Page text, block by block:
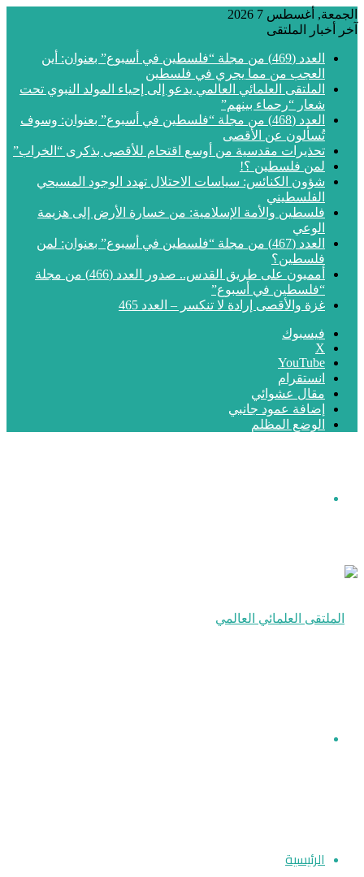
الجمعة, أغسطس 7 2026
آخر أخبار الملتقى
العدد (469) من مجلة “فلسطين في أسبوع” بعنوان: أين
العجب من مما يجري في فلسطين
الملتقى العلمائي العالمي يدعو إلى إحياء المولد النبوي تحت
شعار “رحماء بينهم”
العدد (468) من مجلة “فلسطين في أسبوع” بعنوان: وسوف
تُسألون عن الأقصى
تحذيرات مقدسية من أوسع اقتحام للأقصى بذكرى “الخراب”
لمن فلسطين ؟!
شؤون الكنائس: سياسات الاحتلال تهدد الوجود المسيحي
الفلسطيني
فلسطين والأمة الإسلامية: من خسارة الأرض إلى هزيمة
الوعي
العدد (467) من مجلة “فلسطين في أسبوع” بعنوان: لمن
فلسطين؟
أمميون على طريق القدس.. صدور العدد (466) من مجلة
“فلسطين في أسبوع”
غزة والأقصى إرادة لا تنكسر – العدد 465
فيسبوك
‫X
‫YouTube
انستقرام
مقال عشوائي
إضافة عمود جانبي
الوضع المظلم
الرئيسية